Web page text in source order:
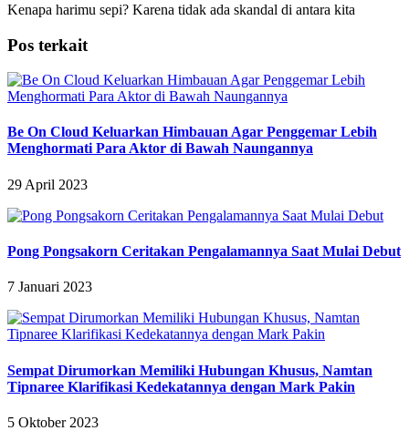
Kenapa harimu sepi? Karena tidak ada skandal di antara kita
Pos terkait
Be On Cloud Keluarkan Himbauan Agar Penggemar Lebih
Menghormati Para Aktor di Bawah Naungannya
29 April 2023
Pong Pongsakorn Ceritakan Pengalamannya Saat Mulai Debut
7 Januari 2023
Sempat Dirumorkan Memiliki Hubungan Khusus, Namtan
Tipnaree Klarifikasi Kedekatannya dengan Mark Pakin
5 Oktober 2023